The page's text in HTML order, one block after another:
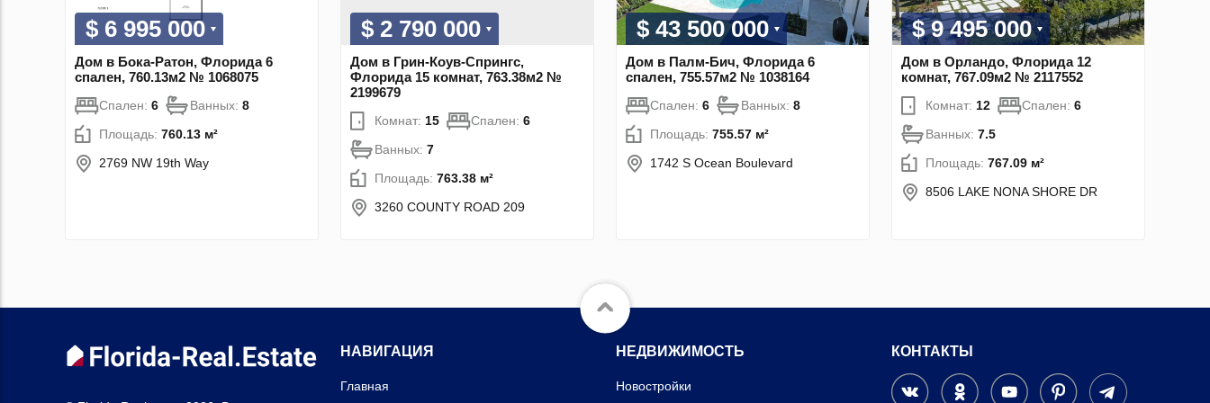
$ 6 995 000
Дом в Бока-Ратон, Флорида 6
спален, 760.13м2 № 1068075
Спален: 6 Ванных: 8
Площадь: 760.13 м²
2769 NW 19th Way
$ 2 790 000
Дом в Грин-Коув-Спрингс,
Флорида 15 комнат, 763.38м2 №
2199679
Комнат: 15 Спален: 6
Ванных: 7
Площадь: 763.38 м²
3260 COUNTY ROAD 209
$ 43 500 000
Дом в Палм-Бич, Флорида 6
спален, 755.57м2 № 1038164
Спален: 6 Ванных: 8
Площадь: 755.57 м²
1742 S Ocean Boulevard
$ 9 495 000
Дом в Орландо, Флорида 12
комнат, 767.09м2 № 2117552
Комнат: 12 Спален: 6
Ванных: 7.5
Площадь: 767.09 м²
8506 LAKE NONA SHORE DR
НАВИГАЦИЯ
Главная
НЕДВИЖИМОСТЬ
Новостройки
КОНТАКТЫ